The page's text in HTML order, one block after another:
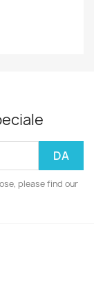
please find our